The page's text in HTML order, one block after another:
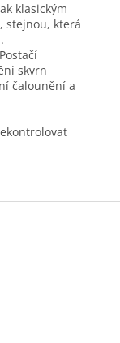
klasickým
stejnou, která
skvrn
čalounění a